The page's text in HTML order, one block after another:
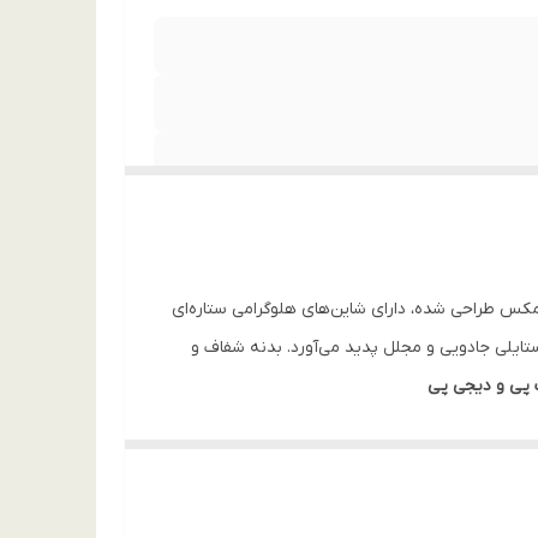
مکس خود را به اوج درخشش برسانید. این کاور لوکس که برای بدنه تیتانیومی آیفون ۱۵ پرو مکس طراحی شده، دارای شاین‌های هلوگرامی ستاره‌ای
جادویی و مجلل پدید می‌آورد. بدنه شفاف و
پی و دیجی پی